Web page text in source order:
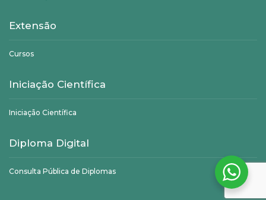
Extensão
Cursos
Iniciação Científica
Iniciação Científica
Diploma Digital
Consulta Pública de Diplomas